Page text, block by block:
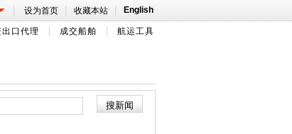
| 设为首页 | 收藏本站 | English
出口代理 成交船舶 航运工具